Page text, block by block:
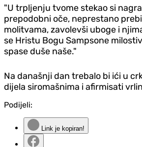
"U trpljenju tvome stekao si
prepodobni oče, neprestano
molitvama, zavolevši uboge i
se Hristu Bogu Sampsone
spase duše naše."
Na današnji dan trebalo bi ići u
dijela siromašnima i afirmisati
Podijeli:
Link je kopiran!